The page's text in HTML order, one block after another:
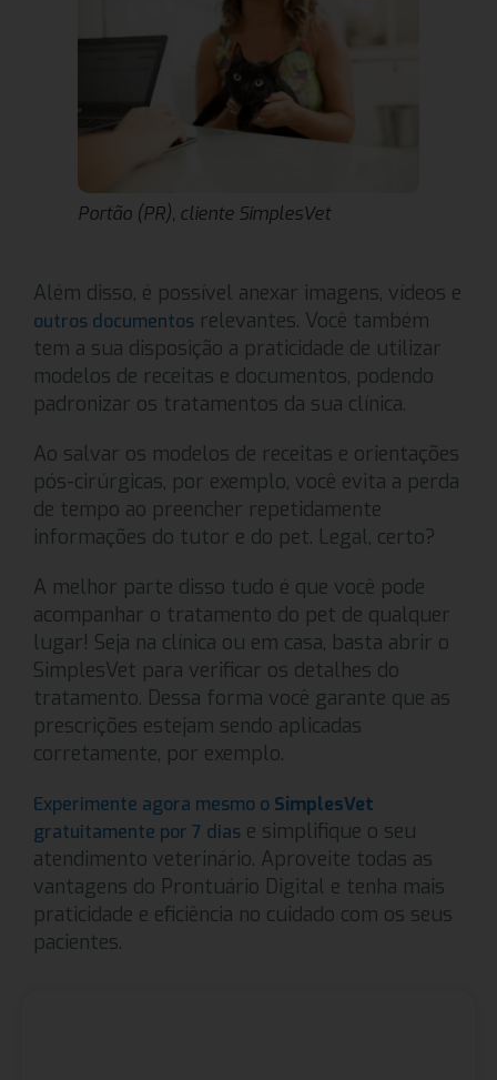
Portão (PR), cliente SimplesVet
Além disso, é possível anexar imagens, vídeos e
outros documentos relevantes. Você também
tem a sua disposição a praticidade de utilizar
modelos de receitas e documentos, podendo
padronizar os tratamentos da sua clínica.
Ao salvar os modelos de receitas e orientações
pós-cirúrgicas, por exemplo, você evita a perda
de tempo ao preencher repetidamente
informações do tutor e do pet. Legal, certo?
A melhor parte disso tudo é que você pode
acompanhar o tratamento do pet de qualquer
lugar! Seja na clínica ou em casa, basta abrir o
SimplesVet para verificar os detalhes do
tratamento. Dessa forma você garante que as
prescrições estejam sendo aplicadas
corretamente, por exemplo.
Experimente agora mesmo o SimplesVet
gratuitamente por 7 dias e simplifique o seu
atendimento veterinário. Aproveite todas as
vantagens do Prontuário Digital e tenha mais
praticidade e eficiência no cuidado com os seus
pacientes.